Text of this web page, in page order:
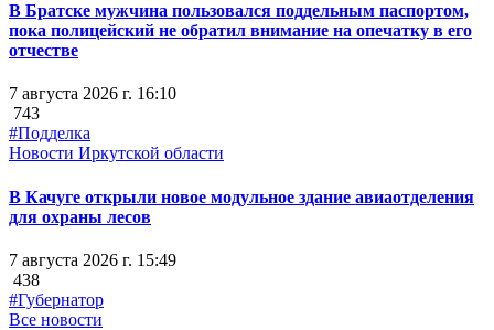
В Братске мужчина пользовался поддельным паспортом,
пока полицейский не обратил внимание на опечатку в его
отчестве
7 августа 2026 г. 16:10
743
#Подделка
Новости Иркутской области
В Качуге открыли новое модульное здание авиаотделения
для охраны лесов
7 августа 2026 г. 15:49
438
#Губернатор
Все новости